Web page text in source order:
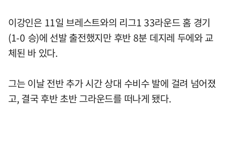
이강인은 11일 브레스트와의 리그1 33라운드 홈 경기
(1-0 승)에 선발 출전했지만 후반 8분 데지레 두에와 교
체된 바 있다.
그는 이날 전반 추가 시간 상대 수비수 발에 걸려 넘어졌
고, 결국 후반 초반 그라운드를 떠나게 됐다.